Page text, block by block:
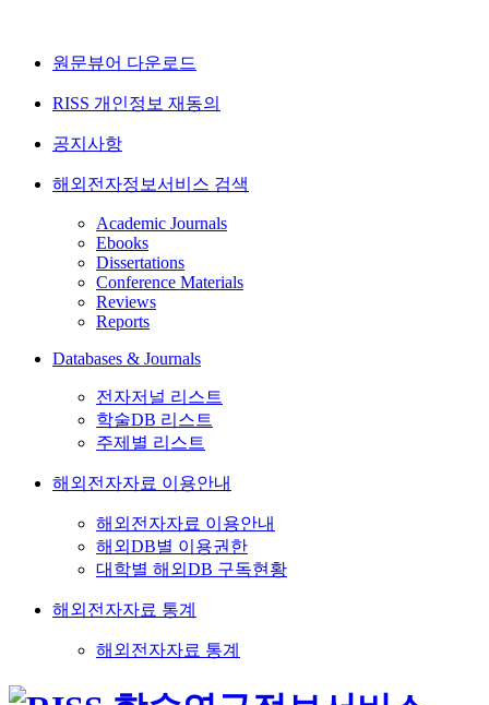
원문뷰어 다운로드
RISS 개인정보 재동의
공지사항
해외전자정보서비스 검색
Academic Journals
Ebooks
Dissertations
Conference Materials
Reviews
Reports
Databases & Journals
전자저널 리스트
학술DB 리스트
주제별 리스트
해외전자자료 이용안내
해외전자자료 이용안내
해외DB별 이용권한
대학별 해외DB 구독현황
해외전자자료 통계
해외전자자료 통계